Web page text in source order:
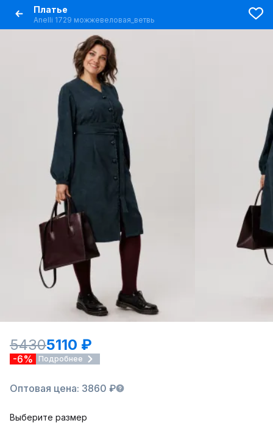
Платье
Anelli 1729 можжевеловая_ветвь
54305110 ₽
-6% Подробнее
Оптовая цена: 3860 ₽
Выберите размер